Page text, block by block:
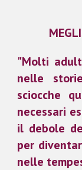
"Molti
nelle
sciocche
necessari
il debole
per
nelle